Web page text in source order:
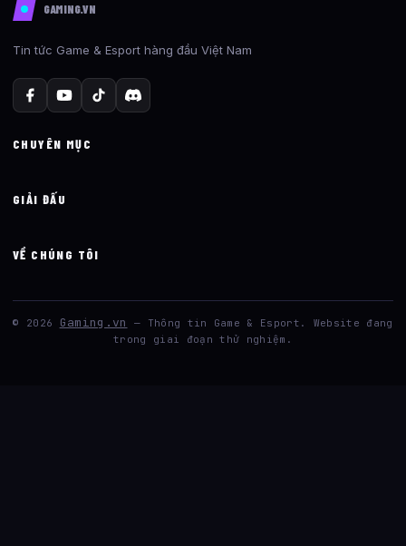
GAMING.VN
Tin tức Game & Esport hàng đầu Việt Nam
CHUYÊN MỤC
GIẢI ĐẤU
VỀ CHÚNG TÔI
© 2026 Gaming.vn
— Thông tin Game & Esport. Website đang
trong giai đoạn thử nghiệm.